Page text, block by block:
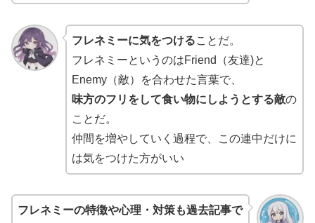
フレネミーに気をつけることだ。
フレネミーというのはFriend（友達)と
Enemy（敵）を合わせた言葉で、
味方のフリをして食い物にしようとする敵の
ことだ。
仲間を増やしていく過程で、この連中だけに
は気をつけた方がいい
フレネミーの特徴や心理・対策も過去記事で